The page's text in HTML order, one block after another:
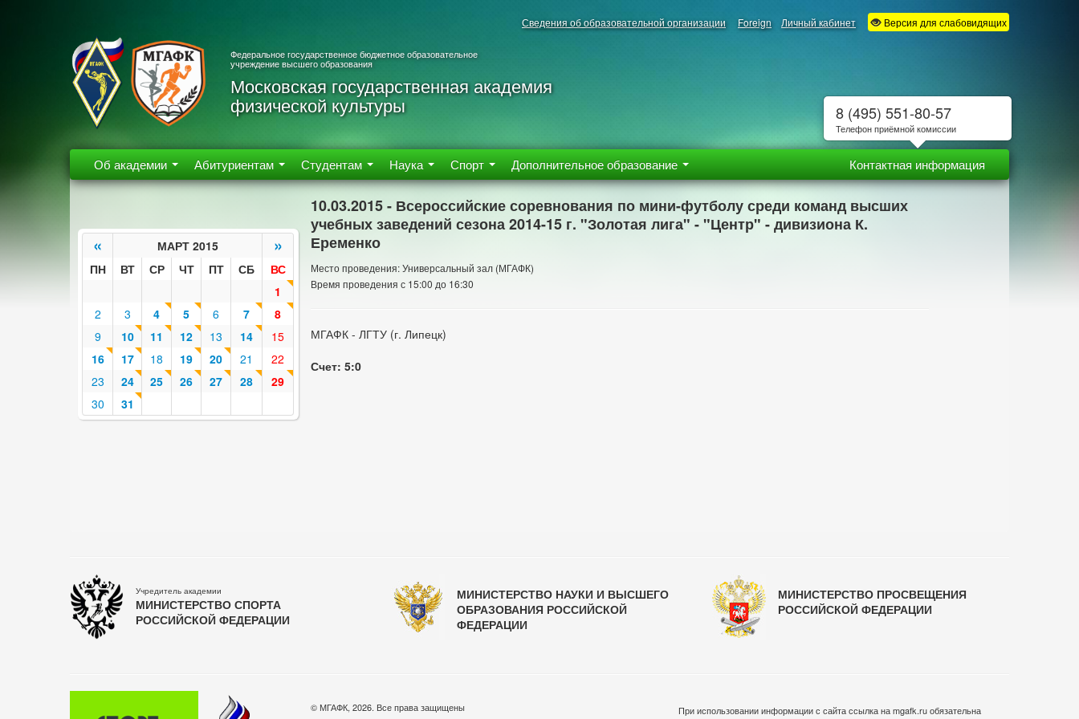
Сведения об образовательной организации Foreign Личный кабинет Версия для слабовидящих
Федеральное государственное бюджетное образовательное
учреждение высшего образования
Московская государственная академия
физической культуры
Об академии Абитуриентам Студентам Наука Спорт Дополнительное образование Контактная информация
« МАРТ 2015 »
ПН ВТ СР ЧТ ПТ СБ
ВС
1
2
3 4 5 6 7
8
9
10 11 12 13 14
15
16
17 18 19 20 21
22
23
24 25 26 27 28
29
30
31
10.03.2015 - Всероссийские соревнования по мини-футболу среди команд высших
учебных заведений сезона 2014-15 г. "Золотая лига" - "Центр" - дивизиона К.
Еременко
Место проведения: Универсальный зал (МГАФК)
Время проведения с 15:00 до 16:30
МГАФК - ЛГТУ (г. Липецк)
Счет: 5:0
Учредитель академии
МИНИСТЕРСТВО СПОРТА
РОССИЙСКОЙ ФЕДЕРАЦИИ
МИНИСТЕРСТВО НАУКИ И ВЫСШЕГО
ОБРАЗОВАНИЯ РОССИЙСКОЙ
ФЕДЕРАЦИИ
МИНИСТЕРСТВО ПРОСВЕЩЕНИЯ
РОССИЙСКОЙ ФЕДЕРАЦИИ
© МГАФК, 2026. Все права защищены
При использовании информации с сайта ссылка на mgafk.ru обязательна
8 (495) 551-80-57
Телефон приёмной комиссии